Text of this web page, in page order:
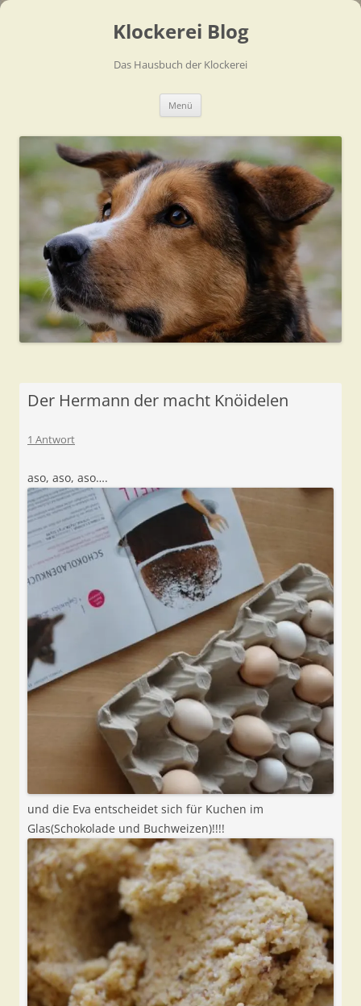
Klockerei Blog
Das Hausbuch der Klockerei
Menü
Der Hermann der macht Knöidelen
1 Antwort
aso, aso, aso….
und die Eva entscheidet sich für Kuchen im
Glas(Schokolade und Buchweizen)!!!!